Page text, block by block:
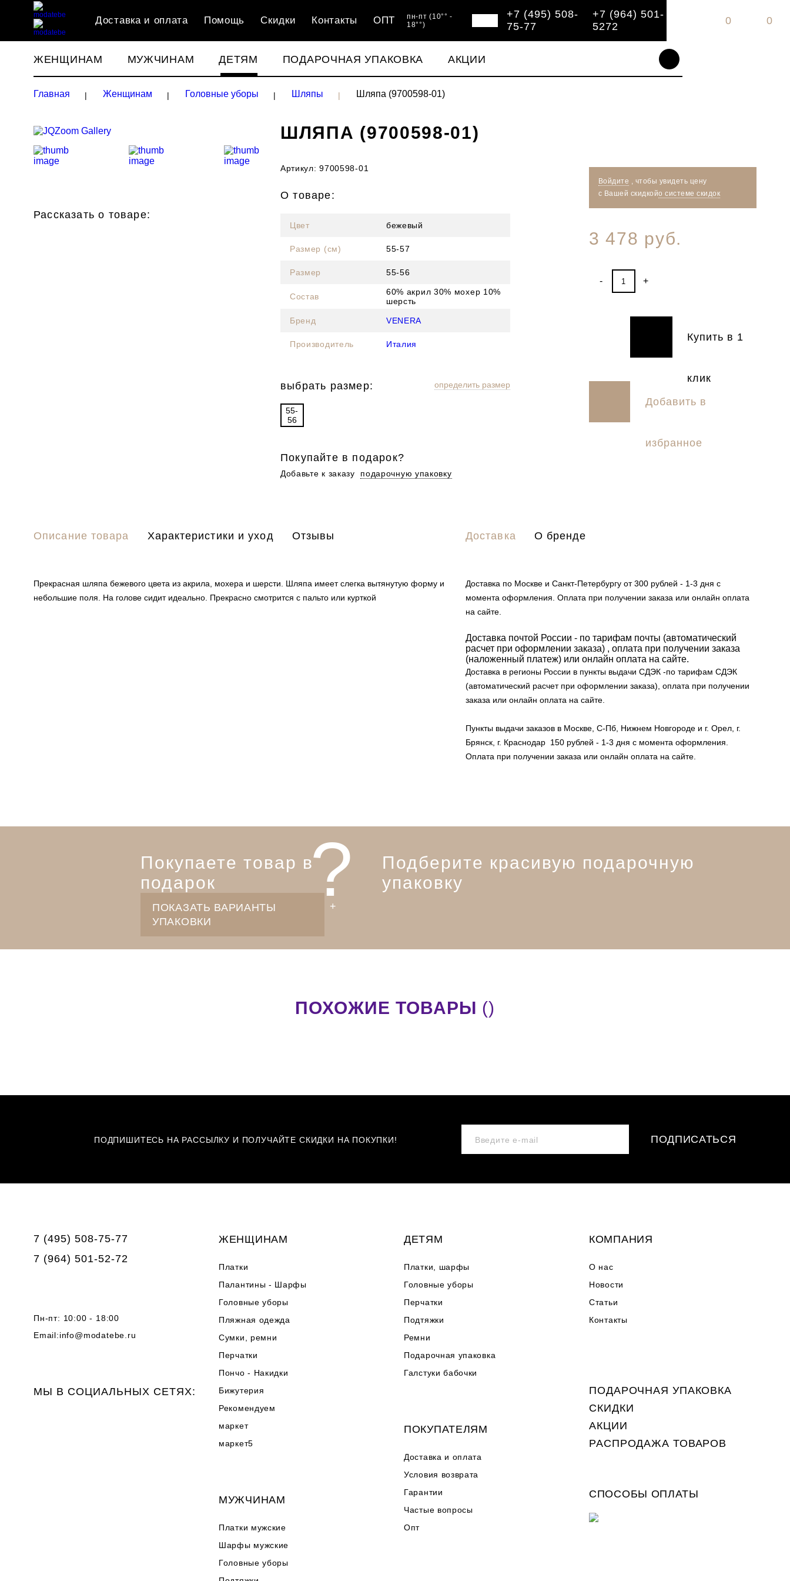
0
0
Доставка и оплата Помощь Скидки Контакты ОПТ
пн-пт (10°° -
18°°)
+7 (495) 508-
75-77
+7 (964) 501-
5272
ЖЕНЩИНАМ МУЖЧИНАМ ДЕТЯМ ПОДАРОЧНАЯ УПАКОВКА АКЦИИ
Главная Женщинам Головные уборы Шляпы Шляпа (9700598-01)
Рассказать о товаре:
ШЛЯПА (9700598-01)
Артикул: 9700598-01
О товаре:
Цвет бежевый
Размер (см) 55-57
Размер 55-56
Состав
60% акрил 30% мохер 10%
шерсть
Бренд VENERA
Производитель Италия
выбрать размер: определить размер
55-
56
Покупайте в подарок?
Добавьте к заказу подарочную упаковку
Войдите , чтобы увидеть цену
с Вашей скидкойо системе скидок
3 478 руб.
- +
Купить в 1
клик
Купить
Добавить в
избранное
Описание товара Характеристики и уход Отзывы
Прекрасная шляпа бежевого цвета из акрила, мохера и шерсти. Шляпа имеет слегка вытянутую форму и
небольшие поля. На голове сидит идеально. Прекрасно смотрится с пальто или курткой
Доставка О бренде
Доставка по Москве и Санкт-Петербургу от 300 рублей - 1-3 дня с
момента оформления. Оплата при получении заказа или онлайн оплата
на сайте.
Доставка почтой России - по тарифам почты (автоматический
расчет при оформлении заказа) , оплата при получении заказа
(наложенный платеж) или онлайн оплата на сайте.
Доставка в регионы России в пункты выдачи СДЭК -по тарифам СДЭК
(автоматический расчет при оформлении заказа), оплата при получении
заказа или онлайн оплата на сайте.
Пункты выдачи заказов в Москве, С-Пб, Нижнем Новгороде и г. Орел, г.
Брянск, г. Краснодар 150 рублей - 1-3 дня с момента оформления.
Оплата при получении заказа или онлайн оплата на сайте.
?
Покупаете товар в
подарок
ПОКАЗАТЬ ВАРИАНТЫ
УПАКОВКИ
Подберите красивую подарочную
упаковку
ПОХОЖИЕ ТОВАРЫ ()
ПОДПИШИТЕСЬ НА РАССЫЛКУ И ПОЛУЧАЙТЕ СКИДКИ НА ПОКУПКИ! ПОДПИСАТЬСЯ
7 (495) 508-75-77
7 (964) 501-52-72
Пн-пт: 10:00 - 18:00
Email:info@modatebe.ru
МЫ В СОЦИАЛЬНЫХ СЕТЯХ:
ЖЕНЩИНАМ
Платки
Палантины - Шарфы
Головные уборы
Пляжная одежда
Сумки, ремни
Перчатки
Пончо - Накидки
Бижутерия
Рекомендуем
маркет
маркет5
МУЖЧИНАМ
Платки мужские
Шарфы мужские
Головные уборы
ДЕТЯМ
Платки, шарфы
Головные уборы
Перчатки
Подтяжки
Ремни
Подарочная упаковка
Галстуки бабочки
ПОКУПАТЕЛЯМ
Доставка и оплата
Условия возврата
Гарантии
Частые вопросы
Опт
КОМПАНИЯ
О нас
Новости
Статьи
Контакты
ПОДАРОЧНАЯ УПАКОВКА
СКИДКИ
АКЦИИ
РАСПРОДАЖА ТОВАРОВ
СПОСОБЫ ОПЛАТЫ